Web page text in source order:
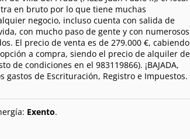
en bruto por lo que tiene muchas
negocio, incluso cuenta con salida de
con mucho paso de gente y con numerosos
El precio de venta es de 279.000 €, cabiendo
a compra, siendo el precio de alquiler de
de condiciones en el 983119866). ¡BAJADA,
gastos de Escrituración, Registro e Impuestos.
Exento.